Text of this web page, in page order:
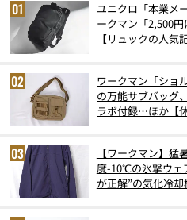
ユニクロ「本業メ
ークマン「2,500
【リュックの人気
ワークマン「ショ
の万能サブバッグ
ラボ付録…ほか【
【ワークマン】
度-10℃の氷撃ウェ
が正解”の気化冷